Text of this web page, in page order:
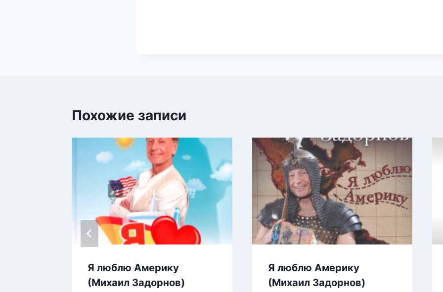
Похожие записи
Я люблю Америку
(Михаил Задорнов)
Я люблю Америку
(Михаил Задорнов)